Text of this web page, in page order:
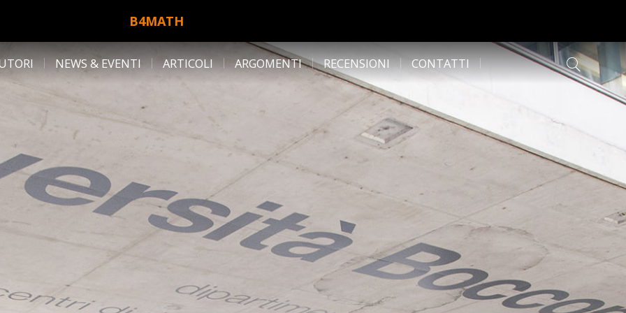
B4MATH
NEWS & EVENTI ARTICOLI ARGOMENTI RECENSIONI CONTATTI